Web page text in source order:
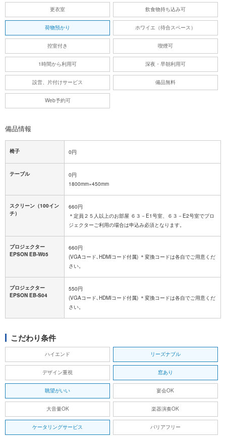
更衣室 飲食物持ち込み可
荷物預かり ホワイエ（待合スペース）
控室付き 喫煙可
1時間から利用可 深夜・早朝利用可
設営、片付けサービス 備品無料
Web予約可
備品情報
椅子 0円
テーブル
0円
1800mm×450mm
スクリーン（100イン
チ）
660円
＊定員２５人以上のお部屋 ６３－E1号室、６３－E2号室でプロ
ジェクターご利用の場合は申込み必須となります。
プロジェクター
EPSON EB-W05
660円
(VGAコード､HDMIコード付属) ＊変換コードは各自でご用意くだ
さい。
プロジェクター
EPSON EB-S04
550円
(VGAコード､HDMIコード付属) ＊変換コードは各自でご用意くだ
さい。
こだわり条件
ハイエンド リーズナブル
デザイン重視 窓あり
眺望がいい 宴会OK
大音量OK 楽器演奏OK
ケータリングサービス バリアフリー